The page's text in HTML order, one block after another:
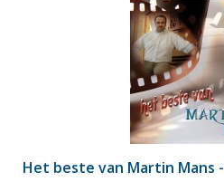
Het beste van Martin Mans